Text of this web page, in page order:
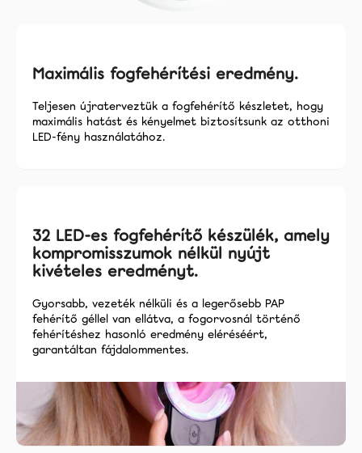
Maximális fogfehérítési eredmény.
Teljesen újraterveztük a fogfehérítő készletet, hogy
maximális hatást és kényelmet biztosítsunk az otthoni
LED-fény használatához.
32 LED-es fogfehérítő készülék, amely
kompromisszumok nélkül nyújt
kivételes eredményt.
Gyorsabb, vezeték nélküli és a legerősebb PAP
fehérítő géllel van ellátva, a fogorvosnál történő
fehérítéshez hasonló eredmény eléréséért,
garantáltan fájdalommentes.